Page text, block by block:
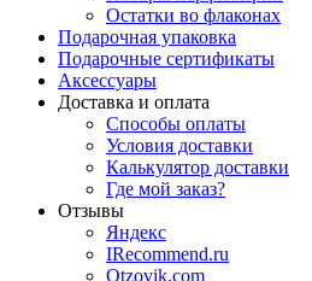
Остатки во флаконах
Подарочная упаковка
Подарочные сертификаты
Аксессуары
Доставка и оплата
Способы оплаты
Условия доставки
Калькулятор доставки
Где мой заказ?
Отзывы
Яндекс
IRecommend.ru
Otzovik.com